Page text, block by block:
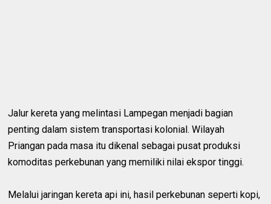
Jalur kereta yang melintasi Lampegan menjadi bagian
penting dalam sistem transportasi kolonial. Wilayah
Priangan pada masa itu dikenal sebagai pusat produksi
komoditas perkebunan yang memiliki nilai ekspor tinggi.
Melalui jaringan kereta api ini, hasil perkebunan seperti kopi,